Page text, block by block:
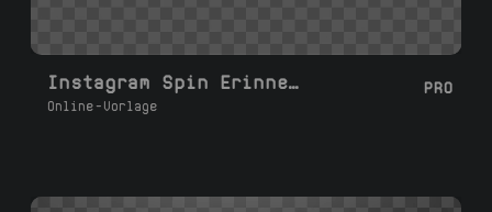
Instagram Spin Erinnerung
Online-Vorlage
PRO